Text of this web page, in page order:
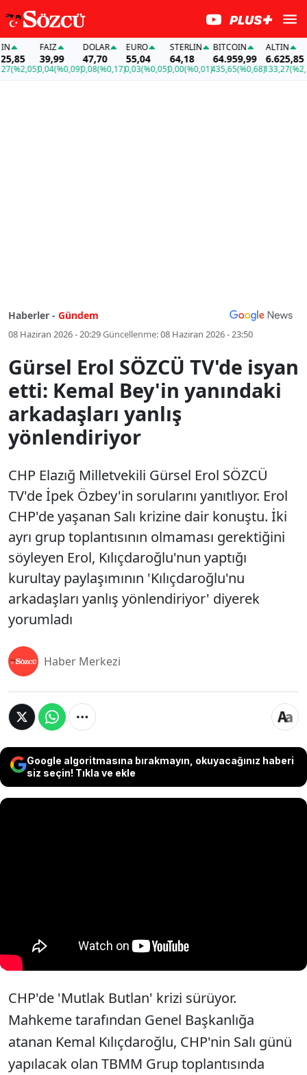
FAİZ
39,99
0,04(%0,09)
DOLAR
47,70
0,08(%0,17)
EURO
55,04
0,03(%0,05)
STERLIN
64,18
0,00(%0,01)
BITCOIN
64.959,99
435,65(%0,68)
ALTIN
6.625,85
133,27(%2,05)
Haberler - Gündem
08 Haziran 2026 - 20:29Güncellenme:08 Haziran 2026 - 23:50
Gürsel Erol SÖZCÜ TV'de isyan
etti: Kemal Bey'in yanındaki
arkadaşları yanlış
yönlendiriyor
CHP Elazığ Milletvekili Gürsel Erol SÖZCÜ
TV'de İpek Özbey'in sorularını yanıtlıyor. Erol
CHP'de yaşanan Salı krizine dair konuştu. İki
ayrı grup toplantısının olmaması gerektiğini
söyleyen Erol, Kılıçdaroğlu'nun yaptığı
kurultay paylaşımının 'Kılıçdaroğlu'nu
arkadaşları yanlış yönlendiriyor' diyerek
yorumladı
Haber Merkezi
Google algoritmasına bırakmayın, okuyacağınız haberi
siz seçin! Tıkla ve ekle
CHP'de 'Mutlak Butlan' krizi sürüyor.
Mahkeme tarafından Genel Başkanlığa
atanan Kemal Kılıçdaroğlu, CHP'nin Salı günü
yapılacak olan TBMM Grup toplantısında